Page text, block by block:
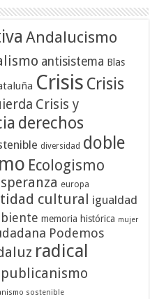
Andalucismo
antisistema Blas
Crisis Crisis
Crisis y
derechos
diversidad doble
Ecologismo
europa
cultural igualdad
memoria histórica mujer
Podemos
radical
sostenible